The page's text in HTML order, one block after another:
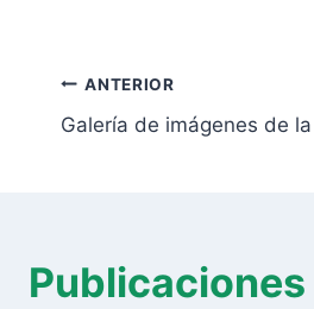
Navegación
de
ANTERIOR
Galería de imágenes de